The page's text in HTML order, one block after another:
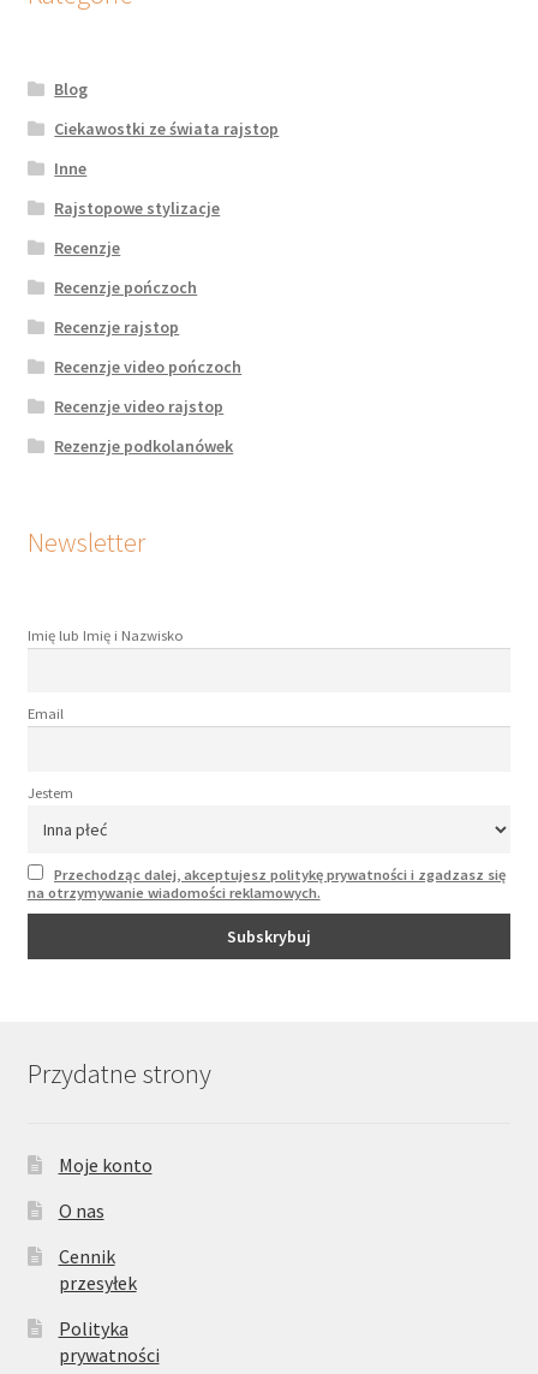
Blog
Ciekawostki ze świata rajstop
Inne
Rajstopowe stylizacje
Recenzje
Recenzje pończoch
Recenzje rajstop
Recenzje video pończoch
Recenzje video rajstop
Rezenzje podkolanówek
Newsletter
Imię lub Imię i Nazwisko
Email
Jestem
Przechodząc dalej, akceptujesz politykę prywatności i zgadzasz się
na otrzymywanie wiadomości reklamowych.
Przydatne strony
Moje konto
O nas
Cennik
przesyłek
Polityka
prywatności